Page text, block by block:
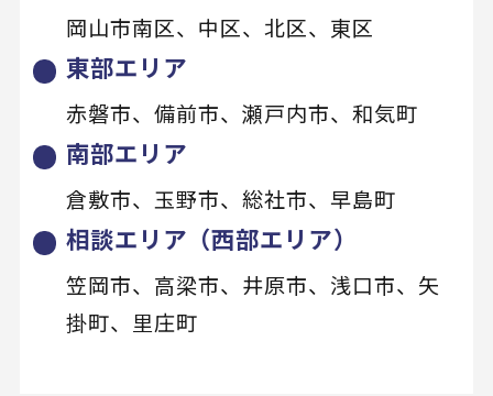
岡山市南区、中区、北区、東区
東部エリア
赤磐市、備前市、瀬戸内市、和気町
南部エリア
倉敷市、玉野市、総社市、早島町
相談エリア（西部エリア）
笠岡市、高梁市、井原市、浅口市、矢
掛町、里庄町